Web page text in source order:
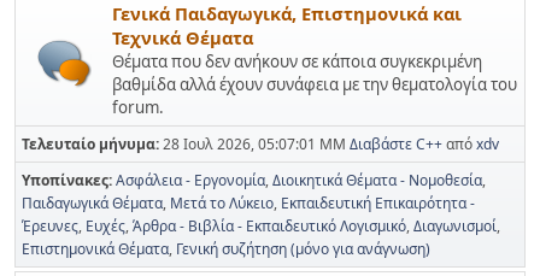
Γενικά Παιδαγωγικά, Επιστημονικά και
Τεχνικά Θέματα
Θέματα που δεν ανήκουν σε κάποια συγκεκριμένη
βαθμίδα αλλά έχουν συνάφεια με την θεματολογία του
forum.
Τελευταίο μήνυμα:28 Ιουλ 2026, 05:07:01 ΜΜ Διαβάστε C++απόxdv
Υποπίνακες Ασφάλεια - Εργονομία Διοικητικά Θέματα - Νομοθεσία
Παιδαγωγικά Θέματα Μετά το Λύκειο Εκπαιδευτική Επικαιρότητα -
Έρευνες Ευχές Άρθρα - Βιβλία - Εκπαιδευτικό Λογισμικό Διαγωνισμοί
Επιστημονικά Θέματα Γενική συζήτηση (μόνο για ανάγνωση)